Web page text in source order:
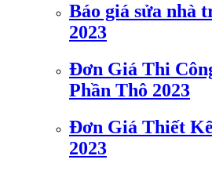
Báo giá sửa nhà
2023
Đơn Giá Thi
Phần Thô 2023
Đơn Giá Thiết
2023